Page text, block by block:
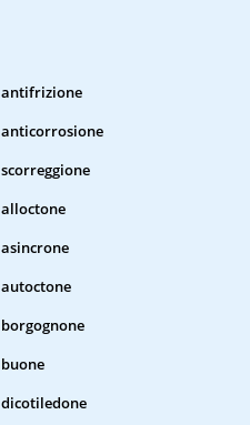
antifrizione
anticorrosione
scorreggione
alloctone
asincrone
autoctone
borgognone
buone
dicotiledone